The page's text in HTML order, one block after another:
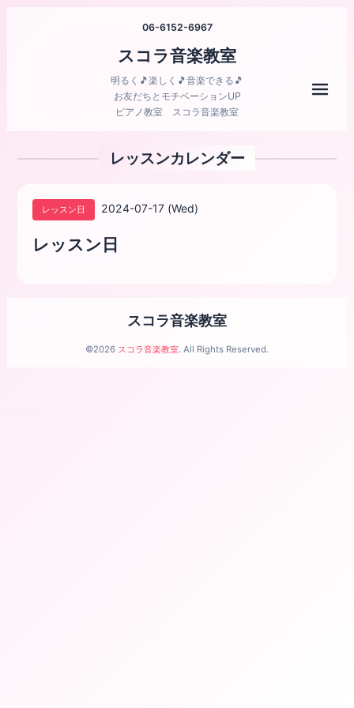
06-6152-6967
スコラ音楽教室
明るく🎵楽しく🎵音楽できる🎵
お友だちとモチベーションUP
ピアノ教室 スコラ音楽教室
レッスンカレンダー
レッスン日 2024-07-17 (Wed)
レッスン日
スコラ音楽教室
©2026 スコラ音楽教室. All Rights Reserved.